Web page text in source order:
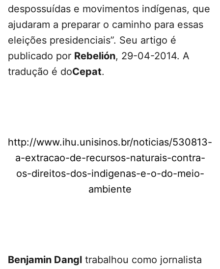
despossuídas e movimentos indígenas, que
ajudaram a preparar o caminho para essas
eleições presidenciais”. Seu artigo é
publicado por Rebelión, 29-04-2014. A
tradução é doCepat.
http://www.ihu.unisinos.br/noticias/530813-
a-extracao-de-recursos-naturais-contra-
os-direitos-dos-indigenas-e-o-do-meio-
ambiente
Benjamin Dangl trabalhou como jornalista